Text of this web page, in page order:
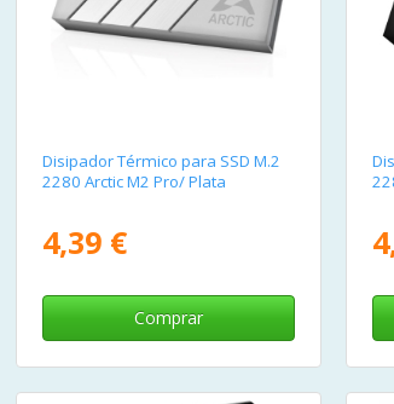
Disipador Térmico para SSD M.2
2280 Arctic M2 Pro/ Plata
4,39 €
Comprar